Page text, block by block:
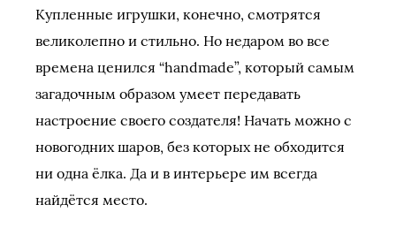
Купленные игрушки, конечно, смотрятся
великолепно и стильно. Но недаром во все
времена ценился “handmade”, который самым
загадочным образом умеет передавать
настроение своего создателя! Начать можно с
новогодних шаров, без которых не обходится
ни одна ёлка. Да и в интерьере им всегда
найдётся место.